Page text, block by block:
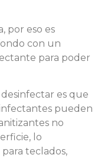
por eso es
con un
para poder
desinfectar es que
pueden
no
lo
teclados,